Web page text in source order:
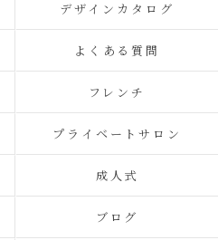
デザインカタログ
よくある質問
フレンチ
プライベートサロン
成人式
ブログ